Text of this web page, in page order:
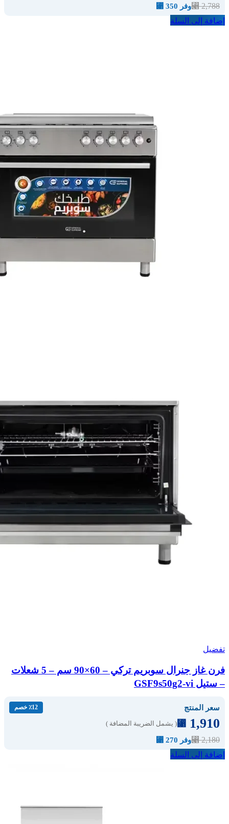
⃁2,788 وفر 350 ⃁
إضافة إلى السلة
تفضيل
فرن غاز جنرال سوبريم تركي – 60×90 سم – 5 شعلات
– ستيل GSF9s50g2-vi
سعر المنتج ٪12 خصم
⃁ 1,910 ( يشمل الضريبة المضافة )
⃁2,180 وفر 270 ⃁
إضافة إلى السلة